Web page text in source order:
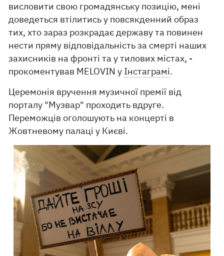
висловити свою громадянську позицію, мені
доведеться втілитись у повсякденний образ
тих, хто зараз розкрадає державу та повинен
нести пряму відповідальність за смерті наших
захисників на фронті та у тилових містах, -
прокоментував MELOVIN у Інстаграмі.
Церемонія вручення музичної премії від
порталу "Музвар" проходить вдруге.
Переможців оголошують на концерті в
Жовтневому палаці у Києві.